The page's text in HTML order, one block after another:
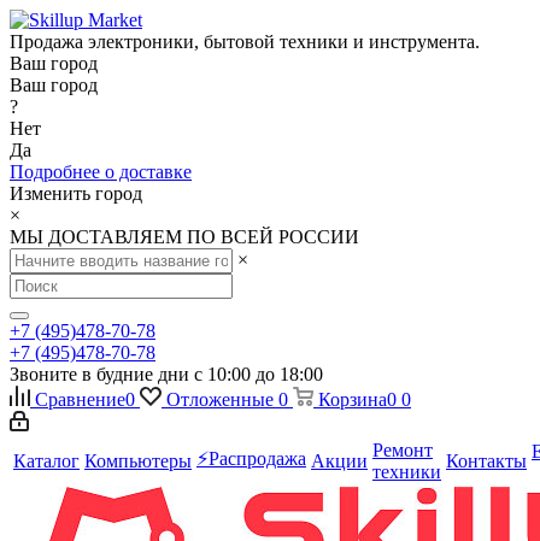
Продажа электроники, бытовой техники и инструмента.
Ваш город
Ваш город
?
Нет
Да
Подробнее о доставке
Изменить город
×
МЫ ДОСТАВЛЯЕМ ПО ВСЕЙ РОССИИ
×
+7 (495)478-70-78
+7 (495)478-70-78
Звоните в будние дни с 10:00 до 18:00
Сравнение0 Отложенные 0 Корзина0 0
Каталог Компьютеры ⚡️Распродажа Акции
Ремонт
техники
Контакты